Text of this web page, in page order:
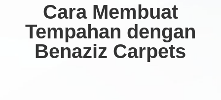
Cara Membuat
Tempahan dengan
Benaziz Carpets